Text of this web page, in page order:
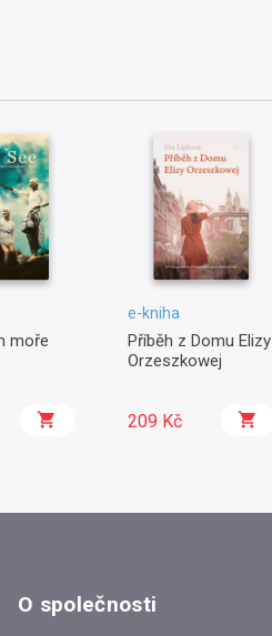
moře
e-kniha
Příběh z Domu Elizy
Orzeszkowej
209 Kč
O společnosti